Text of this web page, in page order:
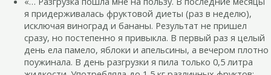
я придерживалась фруктовой диеты (раз в неделю),
исключая виноград и бананы. Результат не пришел
сразу, но постепенно я привыкла. В первый раз я целый
день ела памело, яблоки и апельсины, а вечером плотно
поужинала. В день разгрузки я пила только 0,5 литра